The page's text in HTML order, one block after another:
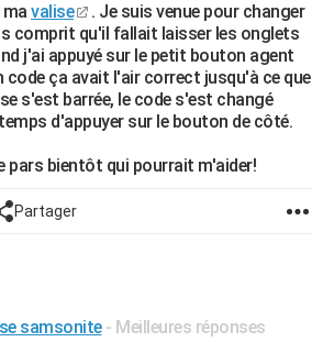
valise
. Je suis venue pour changer
comprit qu'il fallait laisser les onglets
j'ai appuyé sur le petit bouton agent
code ça avait l'air correct jusqu'à ce que
s'est barrée, le code s'est changé
d'appuyer sur le bouton de côté.
pars bientôt qui pourrait m'aider!
Partager
samsonite - Meilleures réponses